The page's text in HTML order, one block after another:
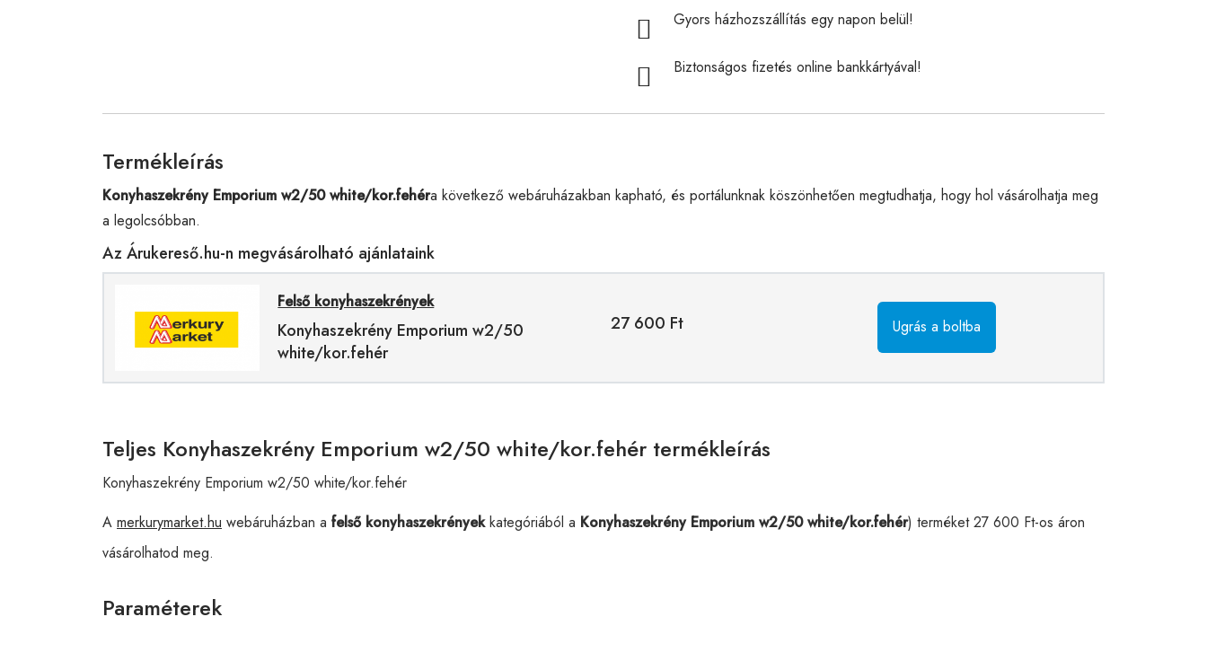
Gyors házhozszállítás egy napon belül!
Biztonságos fizetés online bankkártyával!
Termékleírás
Konyhaszekrény Emporium w2/50 white/kor.fehéra következő webáruházakban kapható, és portálunknak köszönhetően megtudhatja, hogy hol vásárolhatja meg
a legolcsóbban.
Az Árukereső.hu-n megvásárolható ajánlataink
Felső konyhaszekrények
Konyhaszekrény Emporium w2/50
white/kor.fehér
27 600 Ft Ugrás a boltba
Teljes Konyhaszekrény Emporium w2/50 white/kor.fehér termékleírás
Konyhaszekrény Emporium w2/50 white/kor.fehér
A merkurymarket.hu webáruházban a felső konyhaszekrényekkategóriából a Konyhaszekrény Emporium w2/50 white/kor.fehér) terméket 27 600 Ft-os áron
vásárolhatod meg.
Paraméterek